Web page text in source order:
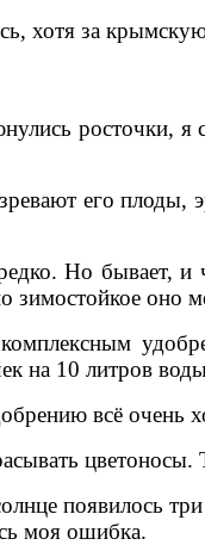
хотя за
росточки, я
его плоды,
Но бывает, и
зимостойкое
на 10 литров
всё очень
появилось
моя ошибка.